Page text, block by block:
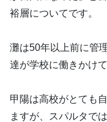
裕層についてです。
灘は50年以上前に管
達が学校に働きかけ
甲陽は高校がとても
ますが、スパルタで